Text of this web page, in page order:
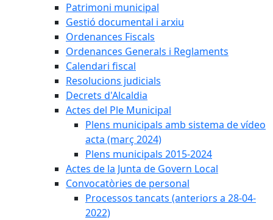
Patrimoni municipal
Gestió documental i arxiu
Ordenances Fiscals
Ordenances Generals i Reglaments
Calendari fiscal
Resolucions judicials
Decrets d'Alcaldia
Actes del Ple Municipal
Plens municipals amb sistema de vídeo
acta (març 2024)
Plens municipals 2015-2024
Actes de la Junta de Govern Local
Convocatòries de personal
Processos tancats (anteriors a 28-04-
2022)